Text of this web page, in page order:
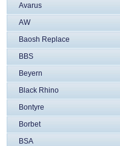
Avarus
AW
Baosh Replace
BBS
Beyern
Black Rhino
Bontyre
Borbet
BSA